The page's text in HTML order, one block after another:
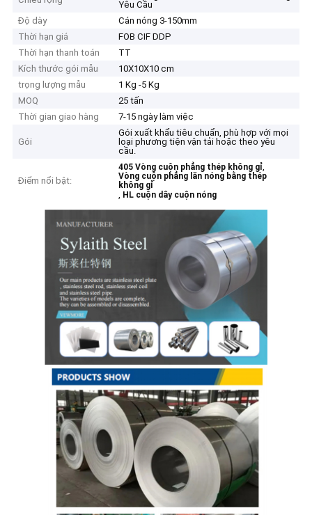
Yêu Cầu
Độ dày
Cán nóng 3-150mm
Thời hạn giá
FOB CIF DDP
Thời hạn thanh toán
TT
Kích thước gói mẫu
10X10X10 cm
trọng lượng mẫu
1 Kg -5 Kg
MOQ
25 tấn
Thời gian giao hàng
7-15 ngày làm việc
Gói
Gói xuất khẩu tiêu chuẩn, phù hợp với mọi
loại phương tiện vận tải hoặc theo yêu
cầu.
Điểm nổi bật:
405 Vòng cuộn phẳng thép không gỉ,
Vòng cuộn phẳng lăn nóng bằng thép
không gỉ
, HL cuộn dây cuộn nóng